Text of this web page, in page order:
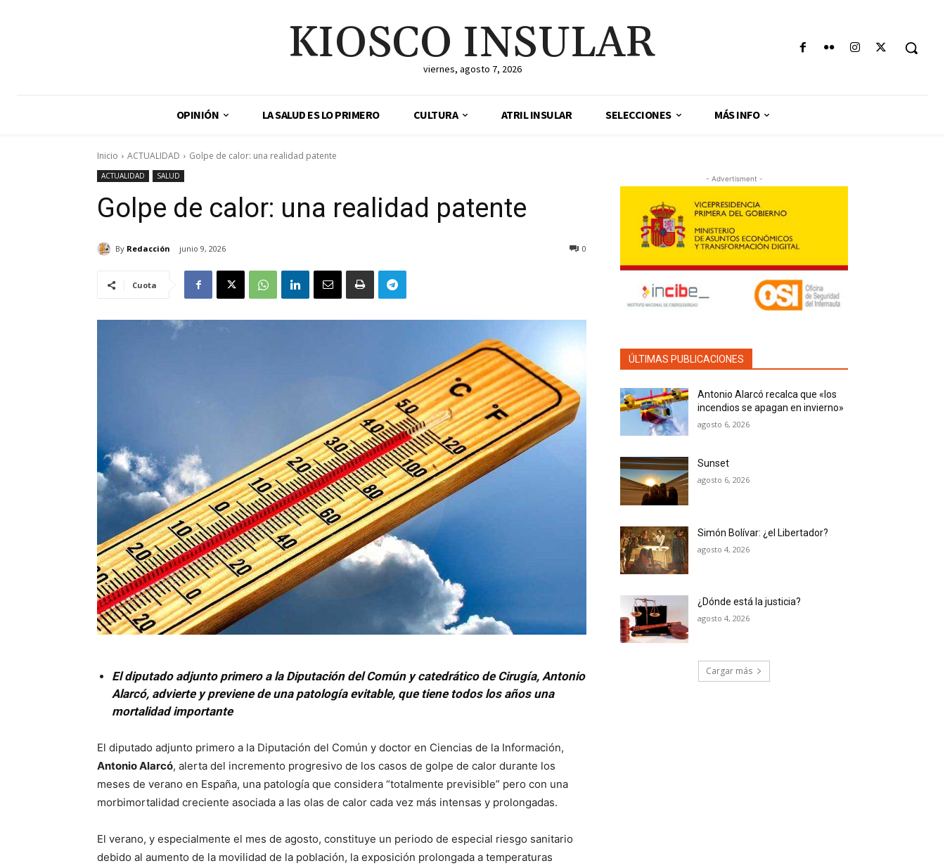
KIOSCO INSULAR
viernes, agosto 7, 2026
OPINIÓN LA SALUD ES LO PRIMERO CULTURA ATRIL INSULAR SELECCIONES MÁS INFO
Inicio ACTUALIDAD Golpe de calor: una realidad patente
ACTUALIDAD SALUD
Golpe de calor: una realidad patente
By Redacción junio 9, 2026 0
Cuota
El diputado adjunto primero a la Diputación del Común y catedrático de Cirugía, Antonio
Alarcó, advierte y previene de una patología evitable, que tiene todos los años una
mortalidad importante
El diputado adjunto primero a la Diputación del Común y doctor en Ciencias de la Información,
Antonio Alarcó, alerta del incremento progresivo de los casos de golpe de calor durante los
meses de verano en España, una patología que considera “totalmente previsible” pero con una
morbimortalidad creciente asociada a las olas de calor cada vez más intensas y prolongadas.
El verano, y especialmente el mes de agosto, constituye un periodo de especial riesgo sanitario
debido al aumento de la movilidad de la población, la exposición prolongada a temperaturas
- Advertisment -
ÚLTIMAS PUBLICACIONES
Antonio Alarcó recalca que «los
incendios se apagan en invierno»
agosto 6, 2026
Sunset
agosto 6, 2026
Simón Bolívar: ¿el Libertador?
agosto 4, 2026
¿Dónde está la justicia?
agosto 4, 2026
Cargar más